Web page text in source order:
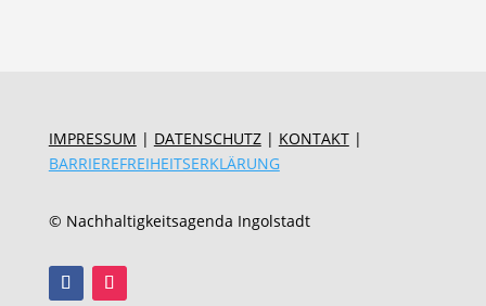
IMPRESSUM | DATENSCHUTZ| KONTAKT |
BARRIEREFREIHEITSERKLÄRUNG
© Nachhaltigkeitsagenda Ingolstadt